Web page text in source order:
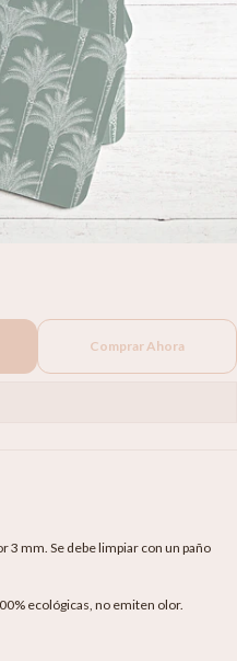
Comprar Ahora
3 mm. Se debe limpiar con un paño
ecológicas, no emiten olor.